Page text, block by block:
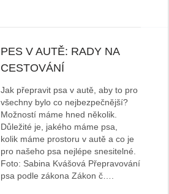
PES V AUTĚ: RADY NA
CESTOVÁNÍ
Jak přepravit psa v autě, aby to pro
všechny bylo co nejbezpečnější?
Možností máme hned několik.
Důležité je, jakého máme psa,
kolik máme prostoru v autě a co je
pro našeho psa nejlépe snesitelné.
Foto: Sabina Kvášová Přepravování
psa podle zákona Zákon č….